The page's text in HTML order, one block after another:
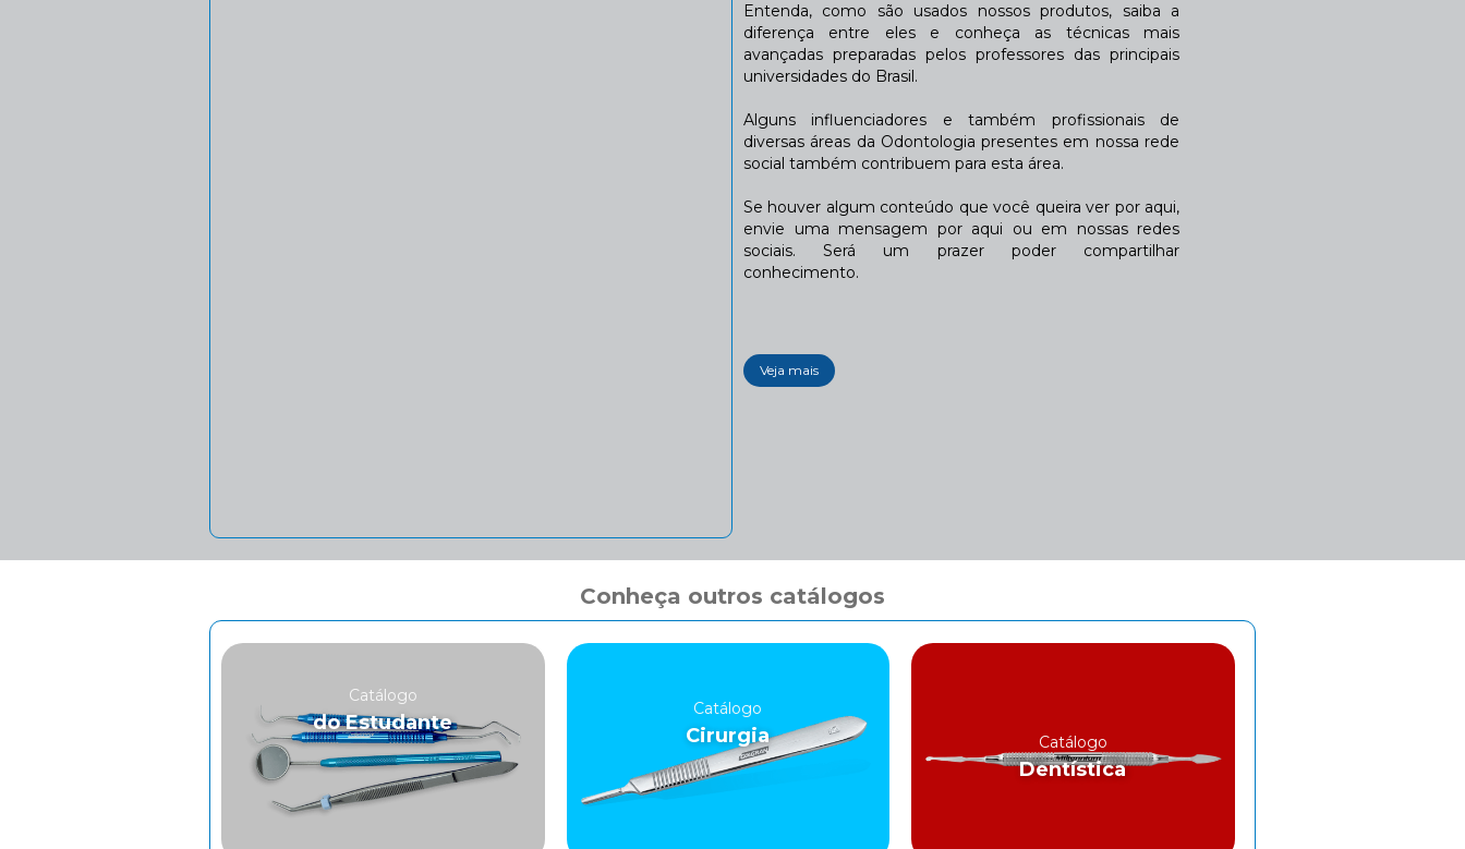
Entenda, como são usados nossos produtos, saiba a
diferença entre eles e conheça as técnicas mais
avançadas preparadas pelos professores das principais
universidades do Brasil.
Alguns influenciadores e também profissionais de
diversas áreas da Odontologia presentes em nossa rede
social também contribuem para esta área.
Se houver algum conteúdo que você queira ver por aqui,
envie uma mensagem por aqui ou em nossas redes
sociais. Será um prazer poder compartilhar
conhecimento.
Veja mais
Conheça outros catálogos
Catálogo
do Estudante
Catálogo
Cirurgia Catálogo
Dentística